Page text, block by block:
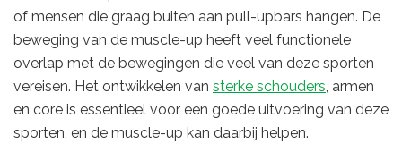
of mensen die graag buiten aan pull-upbars hangen. De
beweging van de muscle-up heeft veel functionele
overlap met de bewegingen die veel van deze sporten
vereisen. Het ontwikkelen van sterke schouders, armen
en core is essentieel voor een goede uitvoering van deze
sporten, en de muscle-up kan daarbij helpen.